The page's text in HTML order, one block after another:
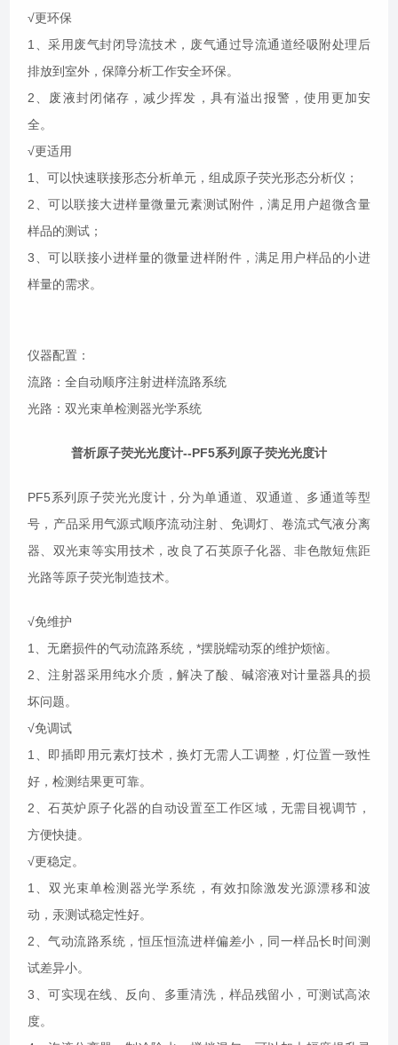
√更环保
1、采用废气封闭导流技术，废气通过导流通道经吸附处理后
排放到室外，保障分析工作安全环保。
2、废液封闭储存，减少挥发，具有溢出报警，使用更加安
全。
√更适用
1、可以快速联接形态分析单元，组成原子荧光形态分析仪；
2、可以联接大进样量微量元素测试附件，满足用户超微含量
样品的测试；
3、可以联接小进样量的微量进样附件，满足用户样品的小进
样量的需求。
仪器配置 ：
流路：全自动顺序注射进样流路系统
光路：双光束单检测器光学系统
普析原子荧光光度计--PF5系列原子荧光光度计
PF5系列原子荧光光度计，分为单通道、双通道、多通道等型
号，产品采用气源式顺序流动注射、免调灯、卷流式气液分离
器、双光束等实用技术，改良了石英原子化器、非色散短焦距
光路等原子荧光制造技术。
√免维护
1、无磨损件的气动流路系统，*摆脱蠕动泵的维护烦恼。
2、注射器采用纯水介质，解决了酸、碱溶液对计量器具的损
坏问题。
√免调试
1、即插即用元素灯技术，换灯无需人工调整，灯位置一致性
好 ，检测结果更可靠。
2、石英炉原子化器的自动设置至工作区域，无需目视调节，
方便快捷。
√更稳定。
1、双光束单检测器光学系统，有效扣除激发光源漂移和波
动，汞测试稳定性好。
2、气动流路系统，恒压恒流进样偏差小，同一样品长时间测
试差异小。
3、可实现在线、反向、多重清洗，样品残留小，可测试高浓
度。